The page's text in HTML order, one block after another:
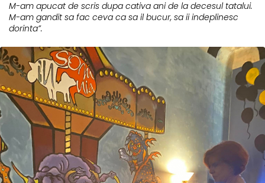
M-am apucat de scris dupa cativa ani de la decesul tatalui.
M-am gandit sa fac ceva ca sa il bucur, sa ii indeplinesc
dorinta”.